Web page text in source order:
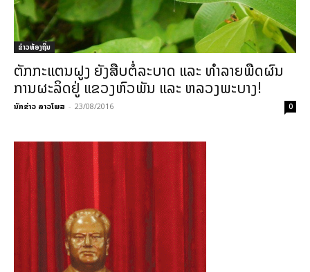
ຂ່າວທ້ອງຖິ່ນ
ຕັກກະແຕນຝູງ ຍັງສືບຕໍ່ລະບາດ ແລະ ທຳລາຍພືດຜົນ
ການຜະລິດຢູ່ ແຂວງຫົວພັນ ແລະ ຫລວງພະບາງ!
ນັກຂ່າວ ລາວໂພສ - 23/08/2016 0